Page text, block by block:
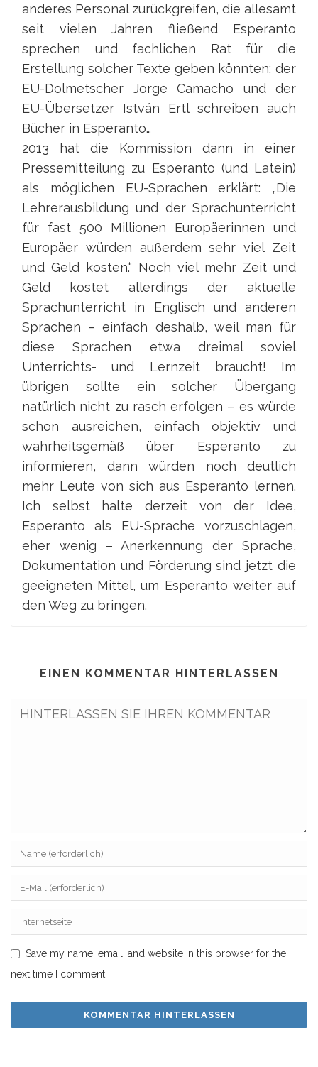
anderes Personal zurückgreifen, die allesamt
seit vielen Jahren fließend Esperanto
sprechen und fachlichen Rat für die
Erstellung solcher Texte geben könnten; der
EU-Dolmetscher Jorge Camacho und der
EU-Übersetzer István Ertl schreiben auch
Bücher in Esperanto…
2013 hat die Kommission dann in einer
Pressemitteilung zu Esperanto (und Latein)
als möglichen EU-Sprachen erklärt: „Die
Lehrerausbildung und der Sprachunterricht
für fast 500 Millionen Europäerinnen und
Europäer würden außerdem sehr viel Zeit
und Geld kosten.“ Noch viel mehr Zeit und
Geld kostet allerdings der aktuelle
Sprachunterricht in Englisch und anderen
Sprachen – einfach deshalb, weil man für
diese Sprachen etwa dreimal soviel
Unterrichts- und Lernzeit braucht! Im
übrigen sollte ein solcher Übergang
natürlich nicht zu rasch erfolgen – es würde
schon ausreichen, einfach objektiv und
wahrheitsgemäß über Esperanto zu
informieren, dann würden noch deutlich
mehr Leute von sich aus Esperanto lernen.
Ich selbst halte derzeit von der Idee,
Esperanto als EU-Sprache vorzuschlagen,
eher wenig – Anerkennung der Sprache,
Dokumentation und Förderung sind jetzt die
geeigneten Mittel, um Esperanto weiter auf
den Weg zu bringen.
EINEN KOMMENTAR HINTERLASSEN
Save my name, email, and website in this browser for the
next time I comment.